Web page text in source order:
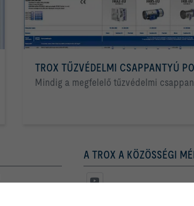
TROX TŰZVÉDELMI CSAPPANTYÚ
Mindig a megfelelő tűzvédelmi
A TROX A KÖZÖSSÉGI